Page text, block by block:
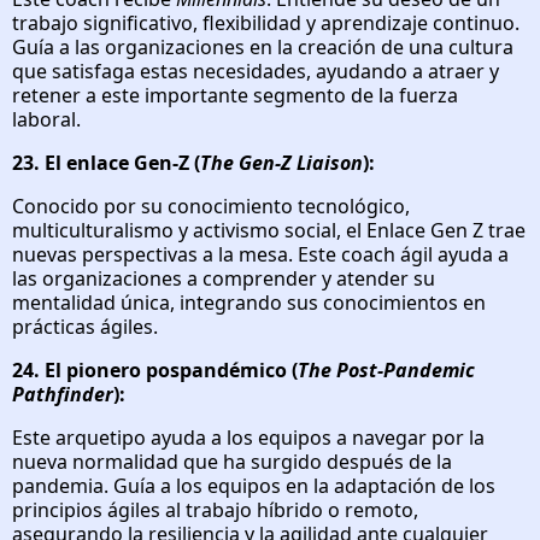
trabajo significativo, flexibilidad y aprendizaje continuo.
Guía a las organizaciones en la creación de una cultura
que satisfaga estas necesidades, ayudando a atraer y
retener a este importante segmento de la fuerza
laboral.
23. El enlace Gen-Z (The Gen-Z Liaison):
Conocido por su conocimiento tecnológico,
multiculturalismo y activismo social, el Enlace Gen Z trae
nuevas perspectivas a la mesa. Este coach ágil ayuda a
las organizaciones a comprender y atender su
mentalidad única, integrando sus conocimientos en
prácticas ágiles.
24. El pionero pospandémico (The Post-Pandemic
Pathfinder):
Este arquetipo ayuda a los equipos a navegar por la
nueva normalidad que ha surgido después de la
pandemia. Guía a los equipos en la adaptación de los
principios ágiles al trabajo híbrido o remoto,
asegurando la resiliencia y la agilidad ante cualquier